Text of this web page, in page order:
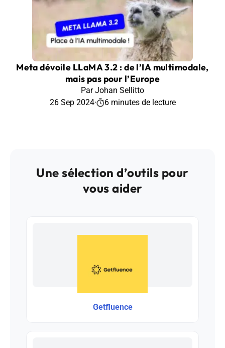
Meta dévoile LLaMA 3.2 : de l’IA multimodale,
mais pas pour l’Europe
Par Johan Sellitto
26 Sep 2024· 6 minutes de lecture
Une sélection d’outils pour
vous aider
Getfluence